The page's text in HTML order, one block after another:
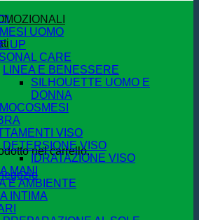
nel carrello.
UOMO
UP
CARE
LINEA E BENESSERE
SILHOUETTE UOMO E
DONNA
VISO
DETERSIONE VISO
IDRATAZIONE VISO
MANI
E AMBIENTE
INTIMA